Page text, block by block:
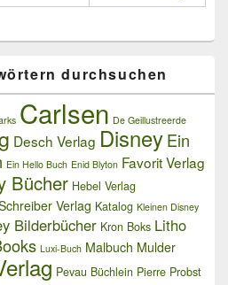
durchsuchen
Carlsen De Geillustreerde
Desch Verlag DisneyEin
Ein Hello Buch Enid Blyton Favorit Verlag
Bücher Hebel Verlag
Verlag Katalog Kleinen Disney
Bilderbücher Kron Boks Litho
Luxi-Buch Malbuch Mulder
Pevau Büchlein Pierre Probst